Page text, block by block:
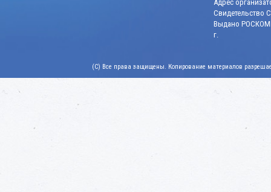
Адрес
Свидетельство
Выдано
г.
(C) Все права защищены. Копирование материалов